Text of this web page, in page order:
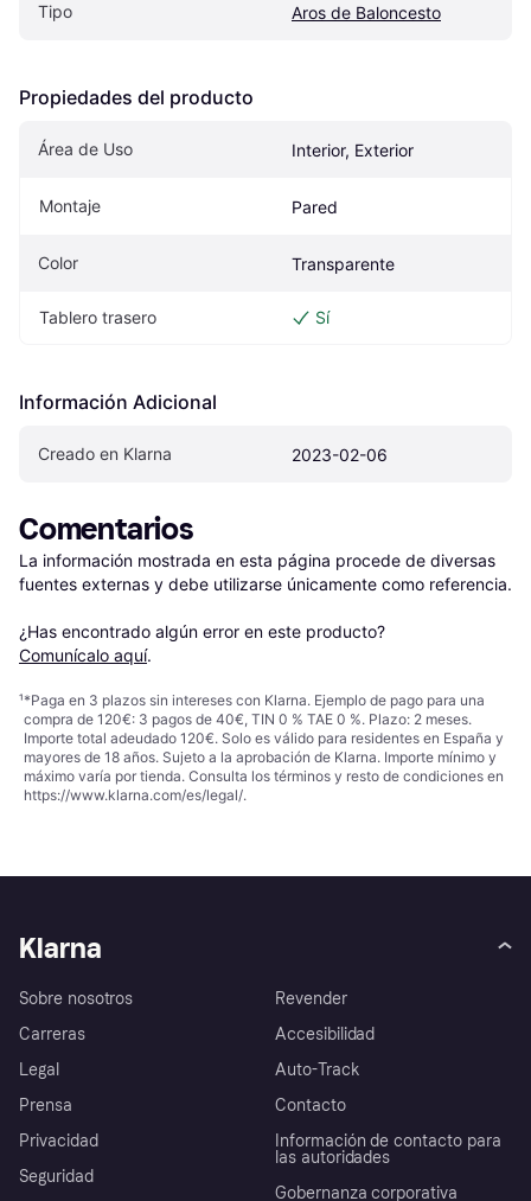
Tipo Aros de Baloncesto
Propiedades del producto
Área de Uso Interior, Exterior
Montaje Pared
Color Transparente
Tablero trasero Sí
Información Adicional
Creado en Klarna 2023-02-06
Comentarios
La información mostrada en esta página procede de diversas
fuentes externas y debe utilizarse únicamente como referencia.
¿Has encontrado algún error en este producto?
Comunícalo aquí.
¹*Paga en 3 plazos sin intereses con Klarna. Ejemplo de pago para una
compra de 120€: 3 pagos de 40€, TIN 0 % TAE 0 %. Plazo: 2 meses.
Importe total adeudado 120€. Solo es válido para residentes en España y
mayores de 18 años. Sujeto a la aprobación de Klarna. Importe mínimo y
máximo varía por tienda. Consulta los términos y resto de condiciones en
https://www.klarna.com/es/legal/.
Klarna
Sobre nosotros
Carreras
Legal
Prensa
Privacidad
Seguridad
Revender
Accesibilidad
Auto-Track
Contacto
Información de contacto para
las autoridades
Gobernanza corporativa